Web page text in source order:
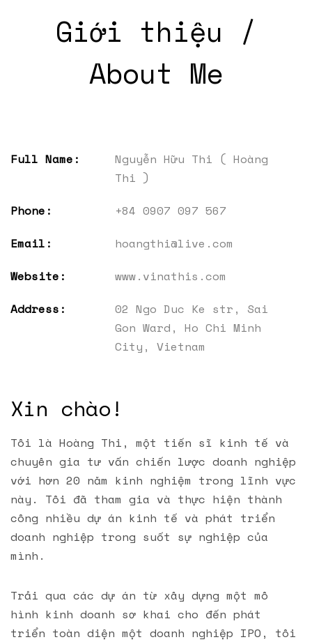
Giới thiệu /
About Me
Full Name:
Nguyễn Hữu Thi ( Hoàng
Thi )
Phone:
+84 0907 097 567
Email:
hoangthi@live.com
Website:
www.vinathis.com
Address:
02 Ngo Duc Ke str, Sai
Gon Ward, Ho Chi Minh
City, Vietnam
Xin chào!
Tôi là Hoàng Thi, một tiến sĩ kinh tế và
chuyên gia tư vấn chiến lược doanh nghiệp
với hơn 20 năm kinh nghiệm trong lĩnh vực
này. Tôi đã tham gia và thực hiện thành
công nhiều dự án kinh tế và phát triển
doanh nghiệp trong suốt sự nghiệp của
mình.
Trải qua các dự án từ xây dựng một mô
hình kinh doanh sơ khai cho đến phát
triển toàn diện một doanh nghiệp IPO, tôi